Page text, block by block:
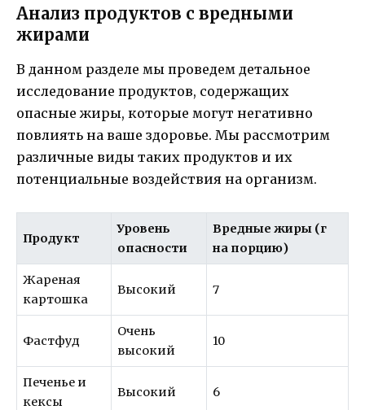
Анализ продуктов с вредными
жирами
В данном разделе мы проведем детальное
исследование продуктов, содержащих
опасные жиры, которые могут негативно
повлиять на ваше здоровье. Мы рассмотрим
различные виды таких продуктов и их
потенциальные воздействия на организм.
Продукт
Уровень
опасности
Вредные жиры (г
на порцию)
Жареная
картошка
Высокий 7
Фастфуд
Очень
высокий
10
Печенье и
кексы
Высокий 6